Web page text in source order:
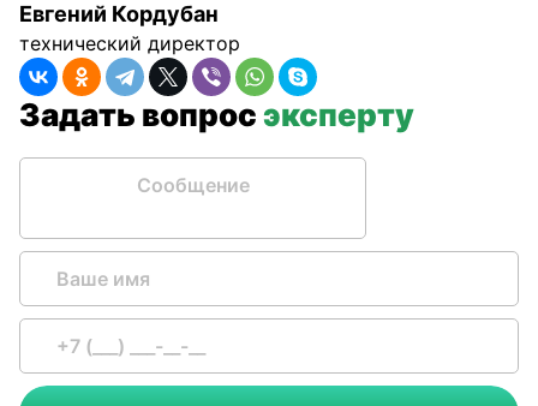
Евгений Кордубан
технический директор
Задать вопросэксперту